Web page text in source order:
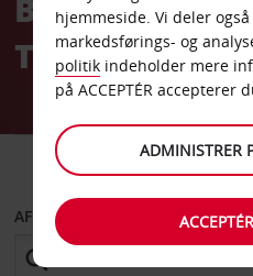
AvisBilleje Dallas
Texas
AFHENT FRA
hjemmeside. Vi deler
markedsførings- og
politik indeholder mere
på ACCEPTÉR accepterer
ADMINISTRER